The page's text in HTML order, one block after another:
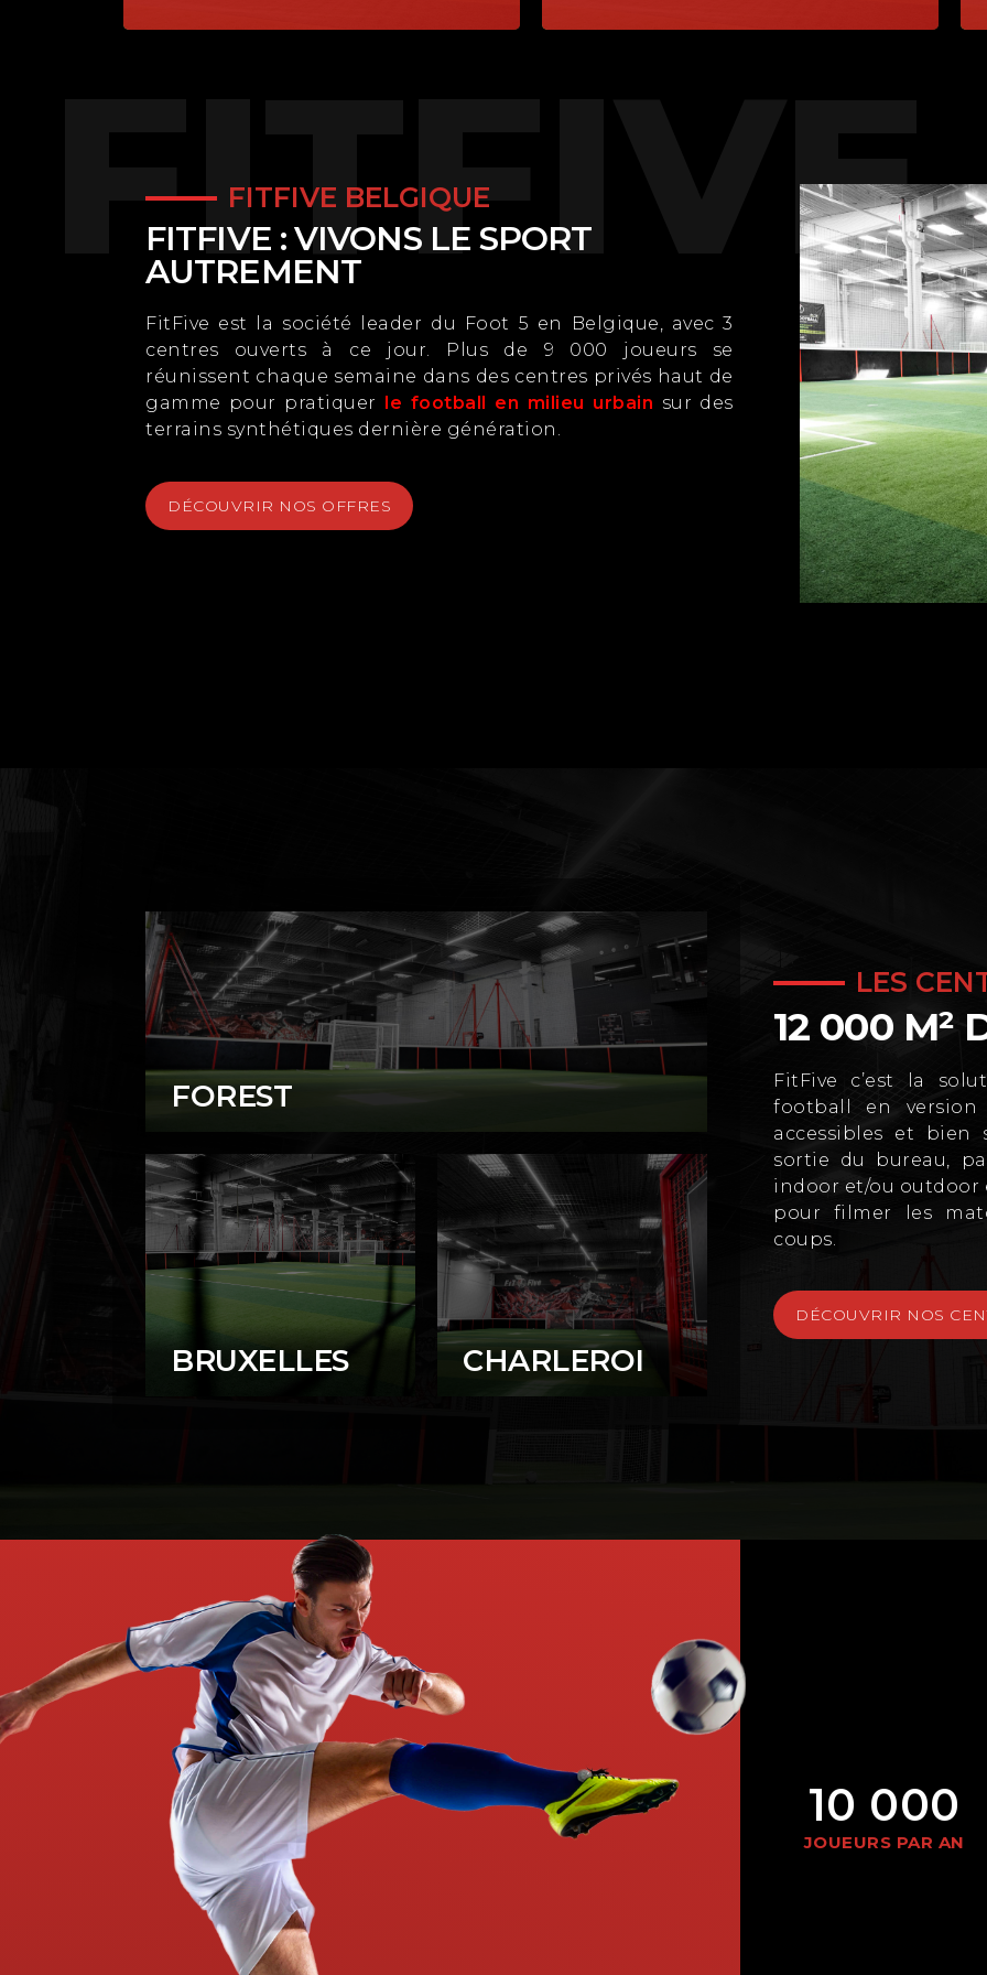
FITFIVE BELGIQUE
FITFIVE : VIVONS LE SPORT
AUTREMENT
FitFive est la société leader du Foot 5 en Belgique, avec 3
centres ouverts à ce jour. Plus de 9 000 joueurs se
réunissent chaque semaine dans des centres privés haut de
gamme pour pratiquer
le football en milieu urbain sur des
terrains synthétiques dernière génération.
DÉCOUVRIR NOS OFFRES
FITFIVE
FOREST
Notre centre de Forest vous propose un terrain de Padel
Indoor pour pratiquer ce nouveau sport quel que soit la
météo.
EN SAVOIR PLUS
BRUXELLES
que soit la météo.
EN SAVOIR PLUS
CHARLEROI
LES
12 000 M²
FitFive c’est la
football en version
accessibles et
sortie du bureau,
indoor et/ou outdoor
pour filmer les
coups.
DÉCOUVRIR NOS
10 000
JOUEURS PAR AN